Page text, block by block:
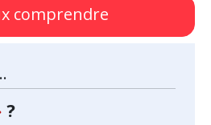
comprendre
?